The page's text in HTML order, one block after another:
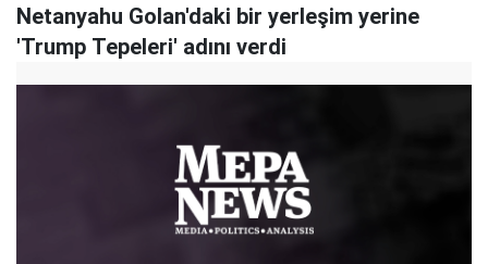
Netanyahu Golan'daki bir yerleşim yerine
'Trump Tepeleri' adını verdi